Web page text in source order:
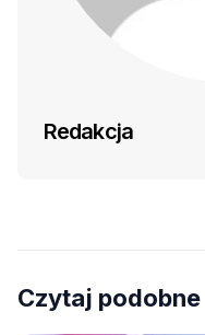
Redakcja
Czytaj podobne